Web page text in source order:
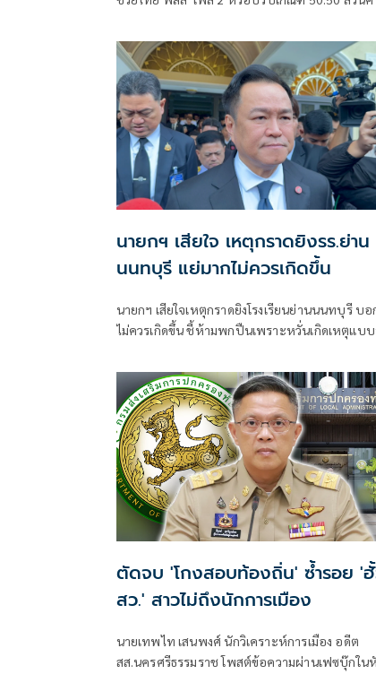
ยันสถานะคลังยังแข็งแรง
นายกฯ เสียใจ เหตุกราดยิงรร.ย่าน
นนทบุรี แย่มากไม่ควรเกิดขึ้น
นายกฯ เสียใจเหตุกราดยิงโรงเรียนย่านนนทบุรี บ
ไม่ควรเกิดขึ้น ชี้ห้ามพกปืนเพราะหวั่นเกิดเหตุแบ
ตัดจบ 'โกงสอบท้องถิ่น' ซ้ำรอย '
สว.' สาวไม่ถึงนักการเมือง
นายเทพไท เสนพงศ์ นักวิเคราะห์การเมือง อดีต
สส.นครศรีธรรมราช โพสต์ข้อความผ่านเฟซบุ๊กใน